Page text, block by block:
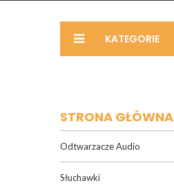
KATEGORIE
STRONA GŁÓWNA
Odtwarzacze Audio
Słuchawki